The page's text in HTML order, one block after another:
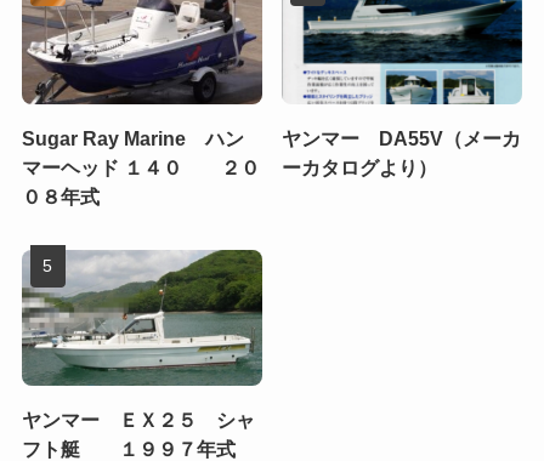
Sugar Ray Marine ハン
マーヘッド １４０ ２０
０８年式
ヤンマー DA55V（メーカ
ーカタログより）
ヤンマー ＥＸ２５ シャ
フト艇 １９９７年式